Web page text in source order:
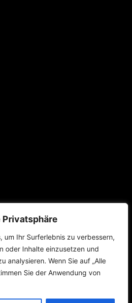
um Ihr Surferlebnis zu verbessern,
oder Inhalte einzusetzen und
analysieren. Wenn Sie auf „Alle
Sie der Anwendung von